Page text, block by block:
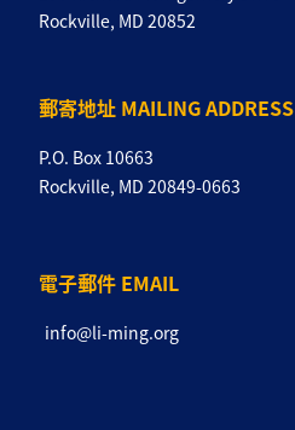
Rockville, MD 20852
郵寄地址 MAILING ADDRESS
P.O. Box 10663
Rockville, MD 20849-0663
電子郵件 EMAIL
info@li-ming.org